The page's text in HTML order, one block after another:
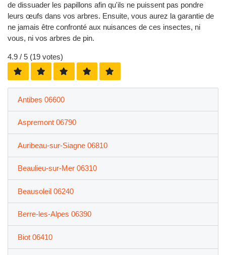
de dissuader les papillons afin qu'ils ne puissent pas pondre
leurs œufs dans vos arbres. Ensuite, vous aurez la garantie de
ne jamais être confronté aux nuisances de ces insectes, ni
vous, ni vos arbres de pin.
4.9 / 5 (19 votes)
Antibes 06600
Aspremont 06790
Auribeau-sur-Siagne 06810
Beaulieu-sur-Mer 06310
Beausoleil 06240
Berre-les-Alpes 06390
Biot 06410